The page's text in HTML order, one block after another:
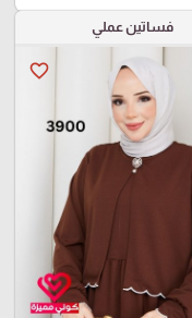
فساتين عملي
favorite_border